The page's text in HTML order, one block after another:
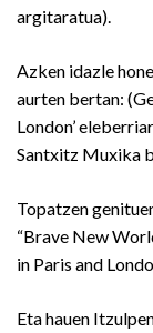
argitaratua).
Azken idazle
aurten bertan:
London’
Santxitz Muxika
Topatzen
“Brave New
in Paris and
Eta hauen